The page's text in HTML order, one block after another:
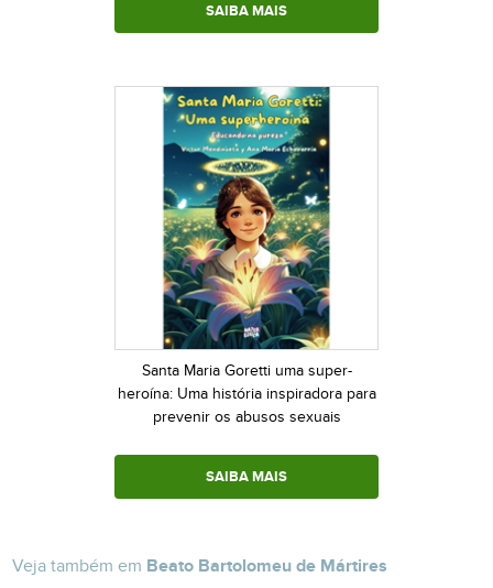
SAIBA MAIS
Santa Maria Goretti uma super-
heroína: Uma história inspiradora para
prevenir os abusos sexuais
SAIBA MAIS
Veja também em Beato Bartolomeu de Mártires